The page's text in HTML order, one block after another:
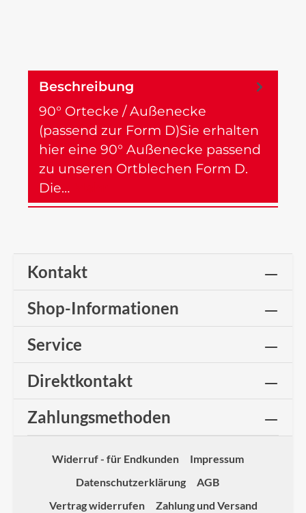
Beschreibung
90° Ortecke / Außenecke
(passend zur Form D)Sie erhalten
hier eine 90° Außenecke passend
zu unseren Ortblechen Form D.
Die…
Kontakt
Shop-Informationen
Service
Direktkontakt
Zahlungsmethoden
Widerruf - für Endkunden
Impressum
Datenschutzerklärung
AGB
Vertrag widerrufen
Zahlung und Versand